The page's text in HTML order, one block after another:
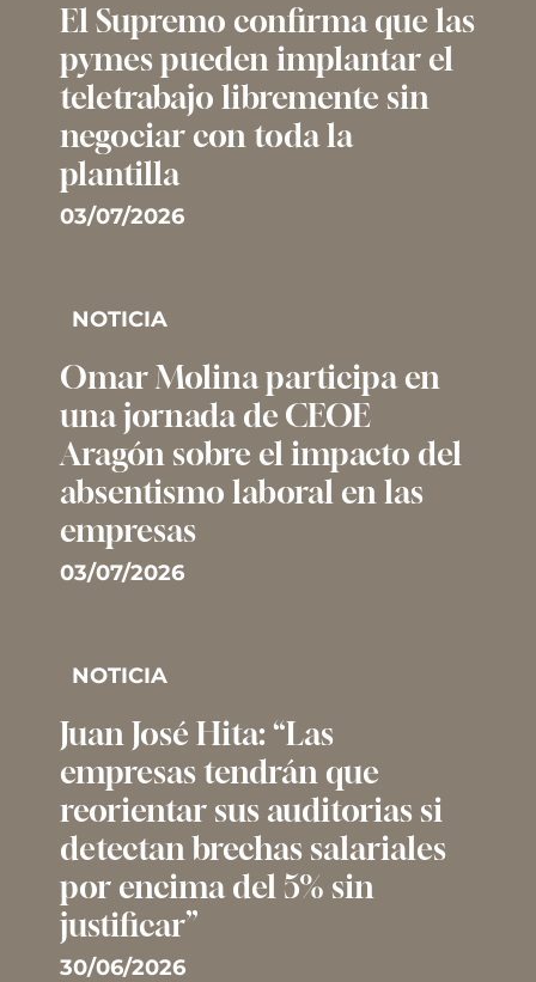
El Supremo confirma que las
pymes pueden implantar el
teletrabajo libremente sin
negociar con toda la
plantilla
03/07/2026
NOTICIA
Omar Molina participa en
una jornada de CEOE
Aragón sobre el impacto del
absentismo laboral en las
empresas
03/07/2026
NOTICIA
Juan José Hita: “Las
empresas tendrán que
reorientar sus auditorias si
detectan brechas salariales
por encima del 5% sin
justificar”
30/06/2026